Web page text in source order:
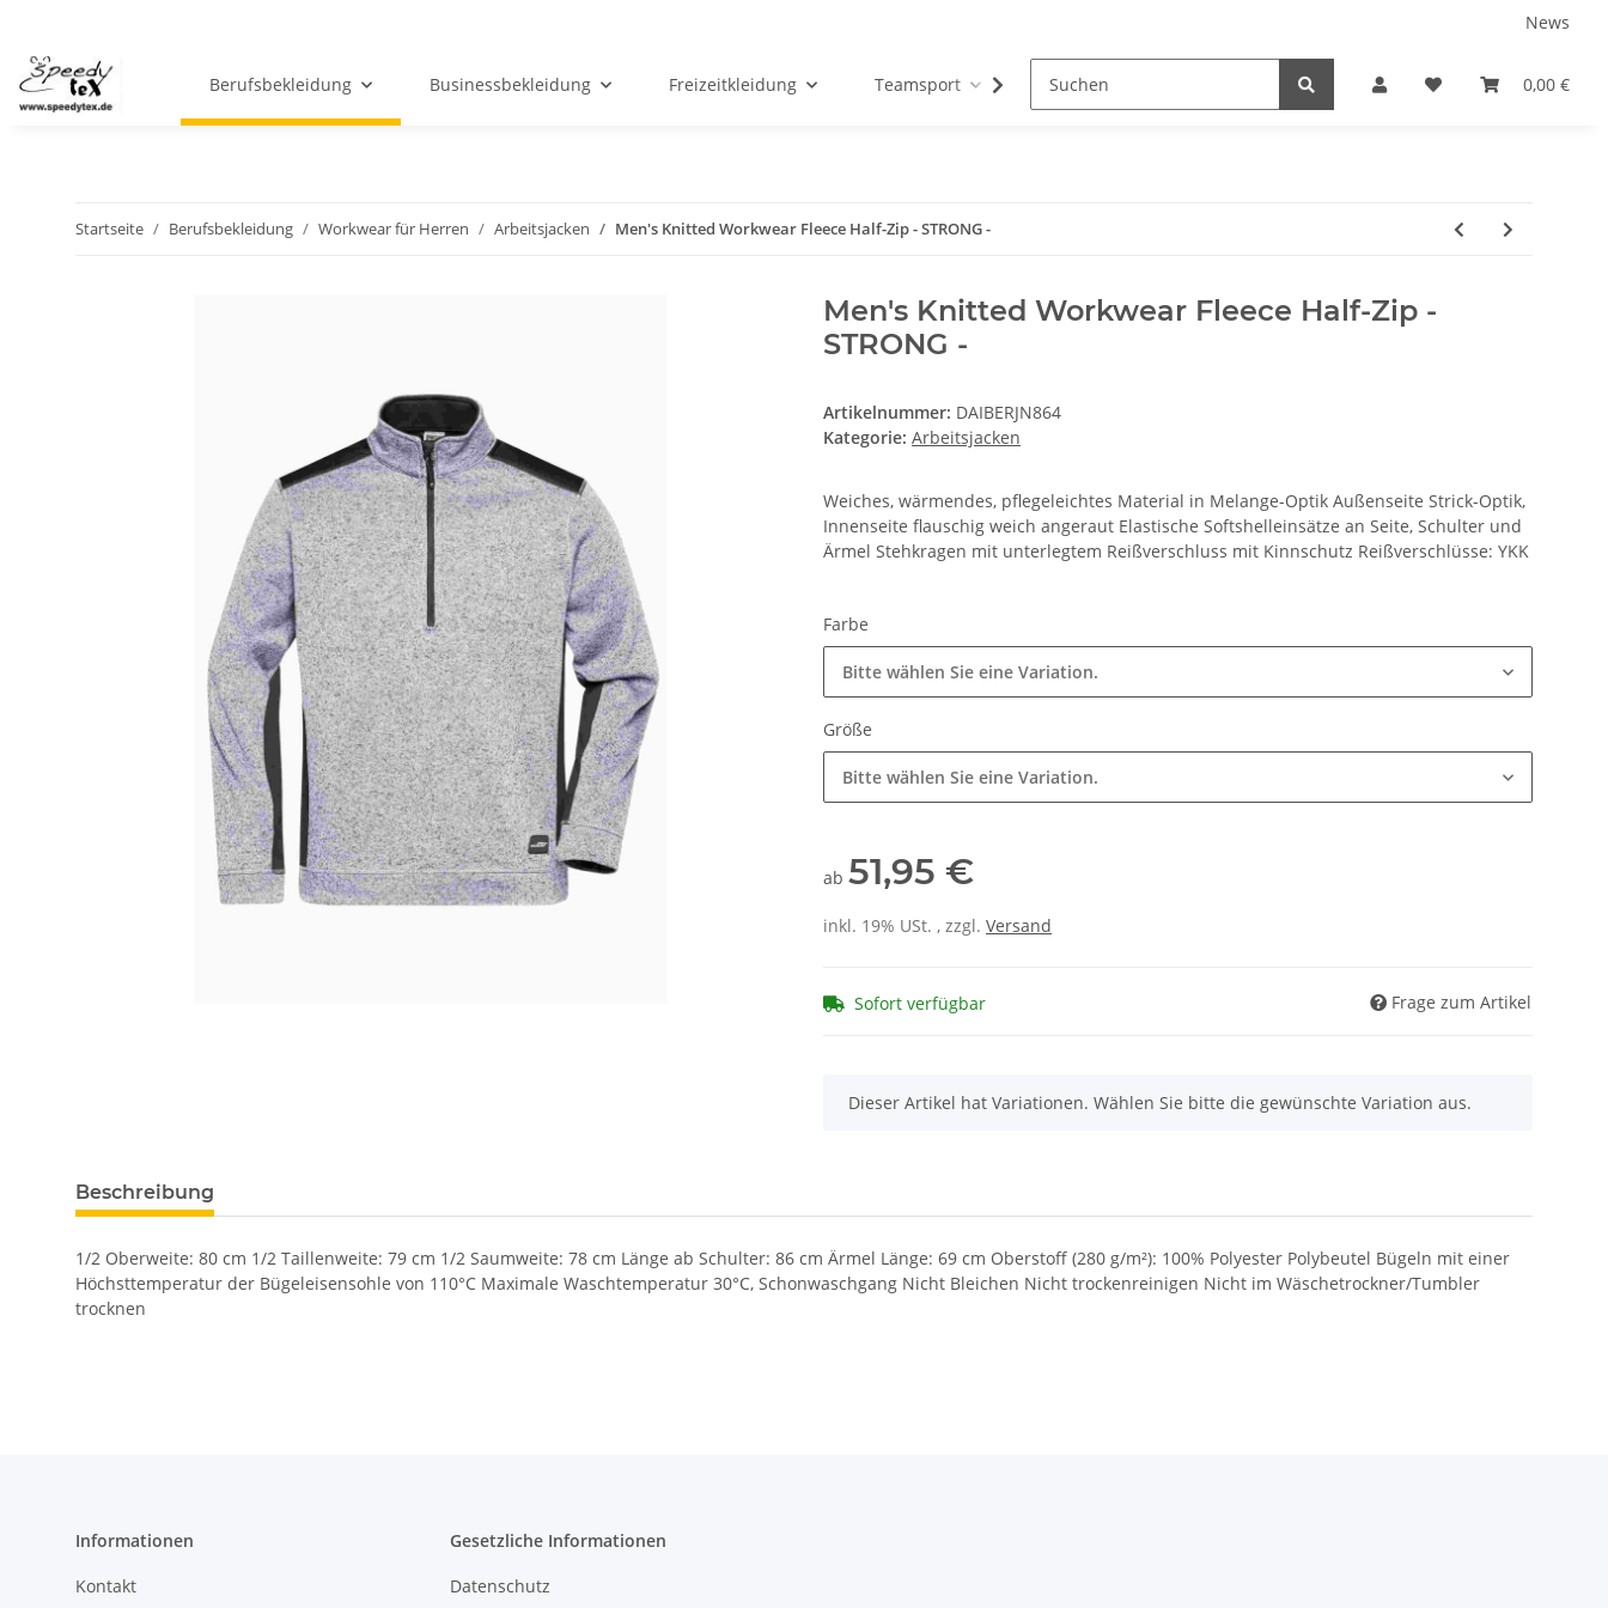
News
0,00 €
Berufsbekleidung Businessbekleidung Freizeitkleidung Teamsport Partnershops
Startseite Berufsbekleidung Workwear für Herren Arbeitsjacken Men's Knitted Workwear Fleece Half-Zip - STRONG -
Men's Knitted Workwear Fleece Half-Zip -
STRONG -
Artikelnummer: DAIBERJN864
Kategorie: Arbeitsjacken
Weiches, wärmendes, pflegeleichtes Material in Melange-Optik Außenseite Strick-Optik,
Innenseite flauschig weich angeraut Elastische Softshelleinsätze an Seite, Schulter und
Ärmel Stehkragen mit unterlegtem Reißverschluss mit Kinnschutz Reißverschlüsse: YKK
Farbe
Bitte wählen Sie eine Variation.
Größe
Bitte wählen Sie eine Variation.
ab 51,95 €
inkl. 19% USt. , zzgl. Versand
Sofort verfügbar Frage zum Artikel
x
Dieser Artikel hat Variationen. Wählen Sie bitte die gewünschte Variation aus.
Beschreibung
1/2 Oberweite: 80 cm 1/2 Taillenweite: 79 cm 1/2 Saumweite: 78 cm Länge ab Schulter: 86 cm Ärmel Länge: 69 cm Oberstoff (280 g/m²): 100% Polyester Polybeutel Bügeln mit einer
Höchsttemperatur der Bügeleisensohle von 110°C Maximale Waschtemperatur 30°C, Schonwaschgang Nicht Bleichen Nicht trockenreinigen Nicht im Wäschetrockner/Tumbler
trocknen
Informationen
Kontakt
Gesetzliche Informationen
Datenschutz